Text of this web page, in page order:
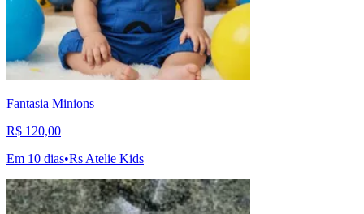
Fantasia Minions
R$ 120,00
Em 10 dias•Rs Atelie Kids